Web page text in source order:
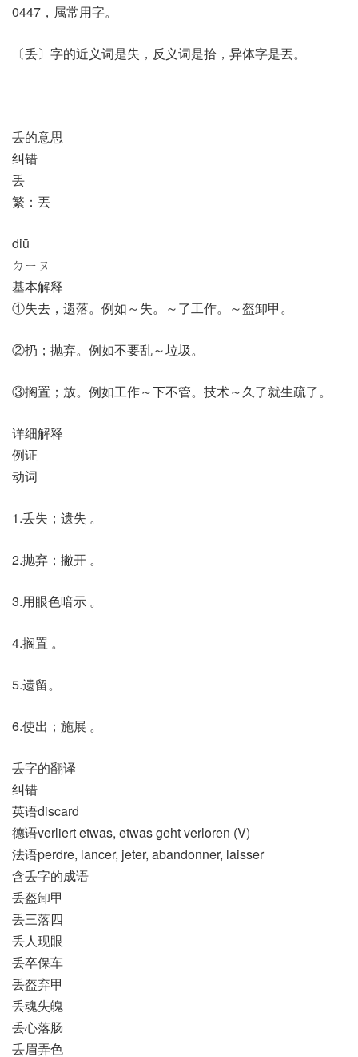
0447，属常用字。
〔丢〕字的近义词是失，反义词是拾，异体字是丟。
丢的意思
纠错
丢
繁：丟
diū
ㄉㄧㄡ
基本解释
①失去，遗落。例如～失。～了工作。～盔卸甲。
②扔；抛弃。例如不要乱～垃圾。
③搁置；放。例如工作～下不管。技术～久了就生疏了。
详细解释
例证
动词
1.丢失；遗失 。
2.抛弃；撇开 。
3.用眼色暗示 。
4.搁置 。
5.遗留。
6.使出；施展 。
丢字的翻译
纠错
英语discard
德语verliert etwas, etwas geht verloren (V)
法语perdre, lancer, jeter, abandonner, laisser
含丢字的成语
丢盔卸甲
丢三落四
丢人现眼
丢卒保车
丢盔弃甲
丢魂失魄
丢心落肠
丢眉弄色